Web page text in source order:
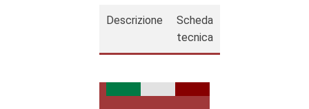
Descrizione
Scheda
tecnica